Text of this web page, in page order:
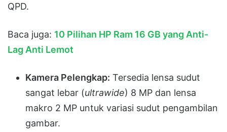
QPD.
Baca juga: 10 Pilihan HP Ram 16 GB yang Anti-
Lag Anti Lemot
Kamera Pelengkap: Tersedia lensa sudut
sangat lebar (ultrawide) 8 MP dan lensa
makro 2 MP untuk variasi sudut pengambilan
gambar.